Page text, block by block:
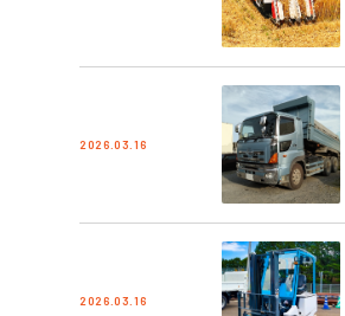
2026.03.16
2026.03.16